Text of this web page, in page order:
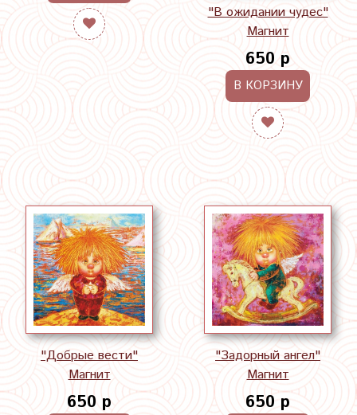
"В ожидании чудес"
Магнит
650 р
В КОРЗИНУ
"Добрые вести"
Магнит
650 р
"Задорный ангел"
Магнит
650 р